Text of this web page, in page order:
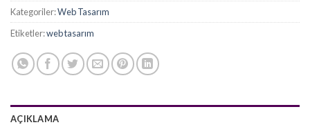
Kategoriler:Web Tasarım
Etiketler:web tasarım
AÇIKLAMA